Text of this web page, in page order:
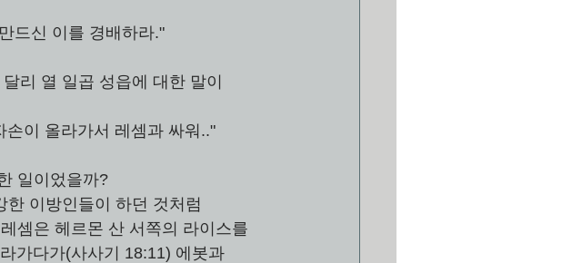
드신 이를 경배하라."
리 열 일곱 성읍에 대한 말이
손이 올라가서 레셈과 싸워.."
일이었을까?
이방인들이 하던 것처럼
가다가(사사기 18:11) 에봇과